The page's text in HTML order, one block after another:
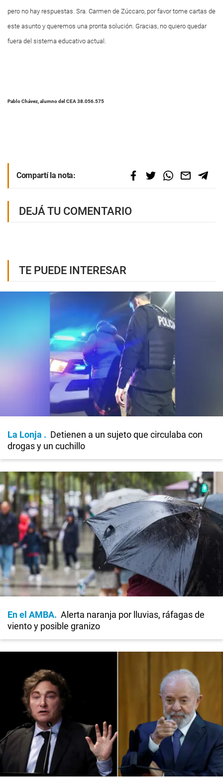
pero no hay respuestas. Sra. Carmen de Zúccaro, por favor tome cartas de
este asunto y queremos una pronta solución. Gracias, no quiero quedar
fuera del sistema educativo actual.
Pablo Chávez, alumno del CEA 38.056.575
Compartí la nota:
DEJÁ TU COMENTARIO
TE PUEDE INTERESAR
La Lonja
Detienen a un sujeto que circulaba con
drogas y un cuchillo
En el AMBA
Alerta naranja por lluvias, ráfagas de
viento y posible granizo